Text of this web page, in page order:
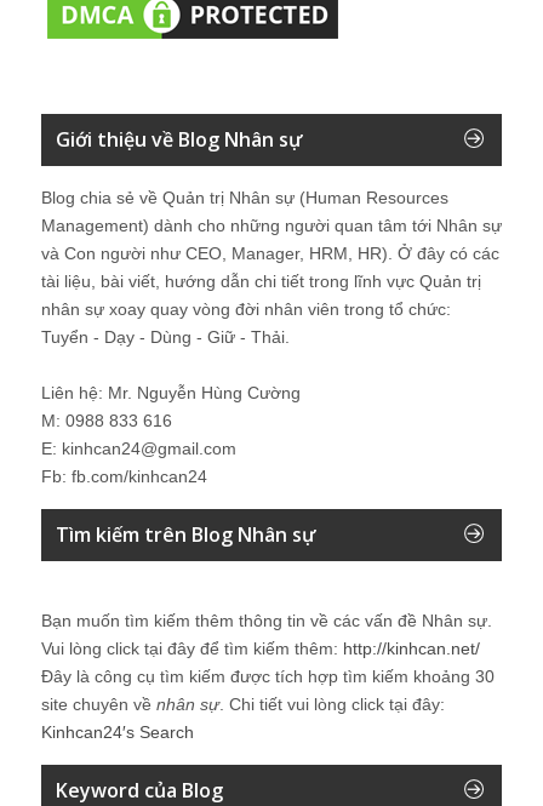
Giới thiệu về Blog Nhân sự
Blog chia sẻ về Quản trị Nhân sự (Human Resources
Management) dành cho những người quan tâm tới Nhân sự
và Con người như CEO, Manager, HRM, HR). Ở đây có các
tài liệu, bài viết, hướng dẫn chi tiết trong lĩnh vực Quản trị
nhân sự xoay quay vòng đời nhân viên trong tổ chức:
Tuyển - Dạy - Dùng - Giữ - Thải.
Liên hệ: Mr. Nguyễn Hùng Cường
M: 0988 833 616
E: kinhcan24@gmail.com
Fb: fb.com/kinhcan24
Tìm kiếm trên Blog Nhân sự
Bạn muốn tìm kiếm thêm thông tin về các vấn đề Nhân sự.
Vui lòng click tại đây để tìm kiếm thêm: http://kinhcan.net/
Đây là công cụ tìm kiếm được tích hợp tìm kiếm khoảng 30
site chuyên về nhân sự. Chi tiết vui lòng click tại đây:
Kinhcan24′s Search
Keyword của Blog